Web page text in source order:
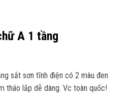
A 1 tầng
sắt sơn tĩnh điện có 2 màu đen
tháo lắp dễ dàng. Vc toàn quốc!